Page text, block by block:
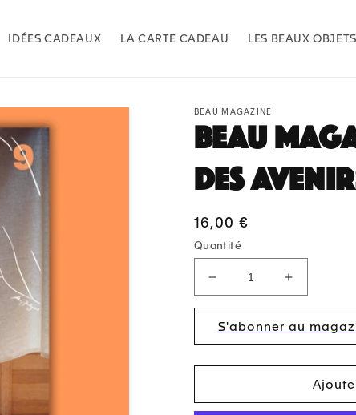
IDÉES CADEAUX LA CARTE CADEAU LES BEAUX OBJETS
BEAU MAGAZINE
BEAU
des
Prix
habituel
16,00 €
Quantité
Réduire
la
de
Magazine
-
Augmenter
la
de
Magazine
-
S'abonner au